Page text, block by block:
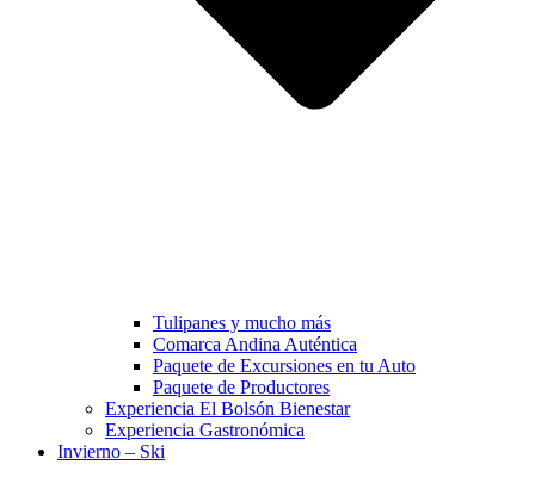
Tulipanes y mucho más
Comarca Andina Auténtica
Paquete de Excursiones en tu Auto
Paquete de Productores
Experiencia El Bolsón Bienestar
Experiencia Gastronómica
Invierno – Ski